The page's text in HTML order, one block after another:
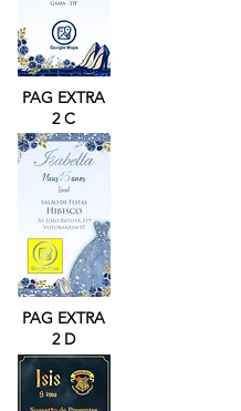
PAG EXTRA
2 C
PAG EXTRA
2 D